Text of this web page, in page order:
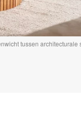
tussen architecturale